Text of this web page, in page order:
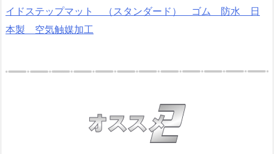
イドステップマット （スタンダード） ゴム 防水 日
本製 空気触媒加工